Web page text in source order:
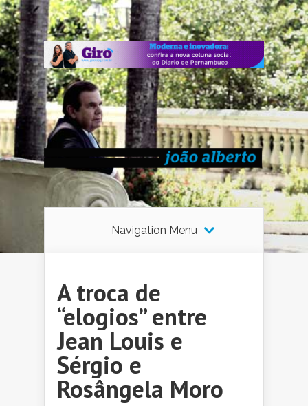
Navigation Menu
A troca de
“elogios” entre
Jean Louis e
Sérgio e
Rosângela Moro